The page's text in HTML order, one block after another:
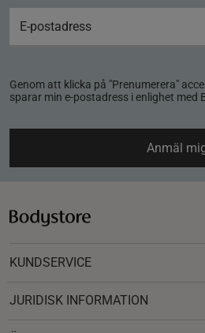
Genom att klicka på "Prenumerera"
sparar min e-postadress i enlighet med
Anmäl
KUNDSERVICE
JURIDISK INFORMATION